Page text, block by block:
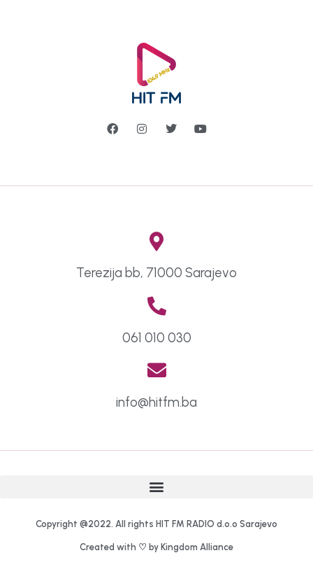
Terezija bb, 71000 Sarajevo
061 010 030
info@hitfm.ba
Copyright @2022. All rights HIT FM RADIO d.o.o Sarajevo
Created with ♡ by Kingdom Alliance